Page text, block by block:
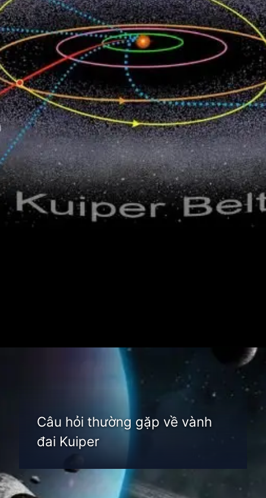
https://thienvanhoc.edu.vn/vanh-dai-kuiper
Câu hỏi thường gặp về vành
đai Kuiper